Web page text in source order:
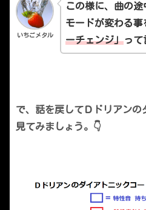
いちごメタル
この様に、曲の
モードが変わる事
ーチェンジ」って
で、話を戻してＤドリアンの
見てみましょう。👇